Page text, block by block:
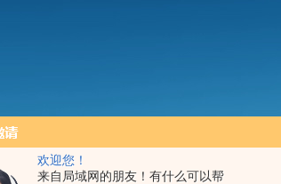
欢迎您！
来自局域网的朋友！有什么可以帮